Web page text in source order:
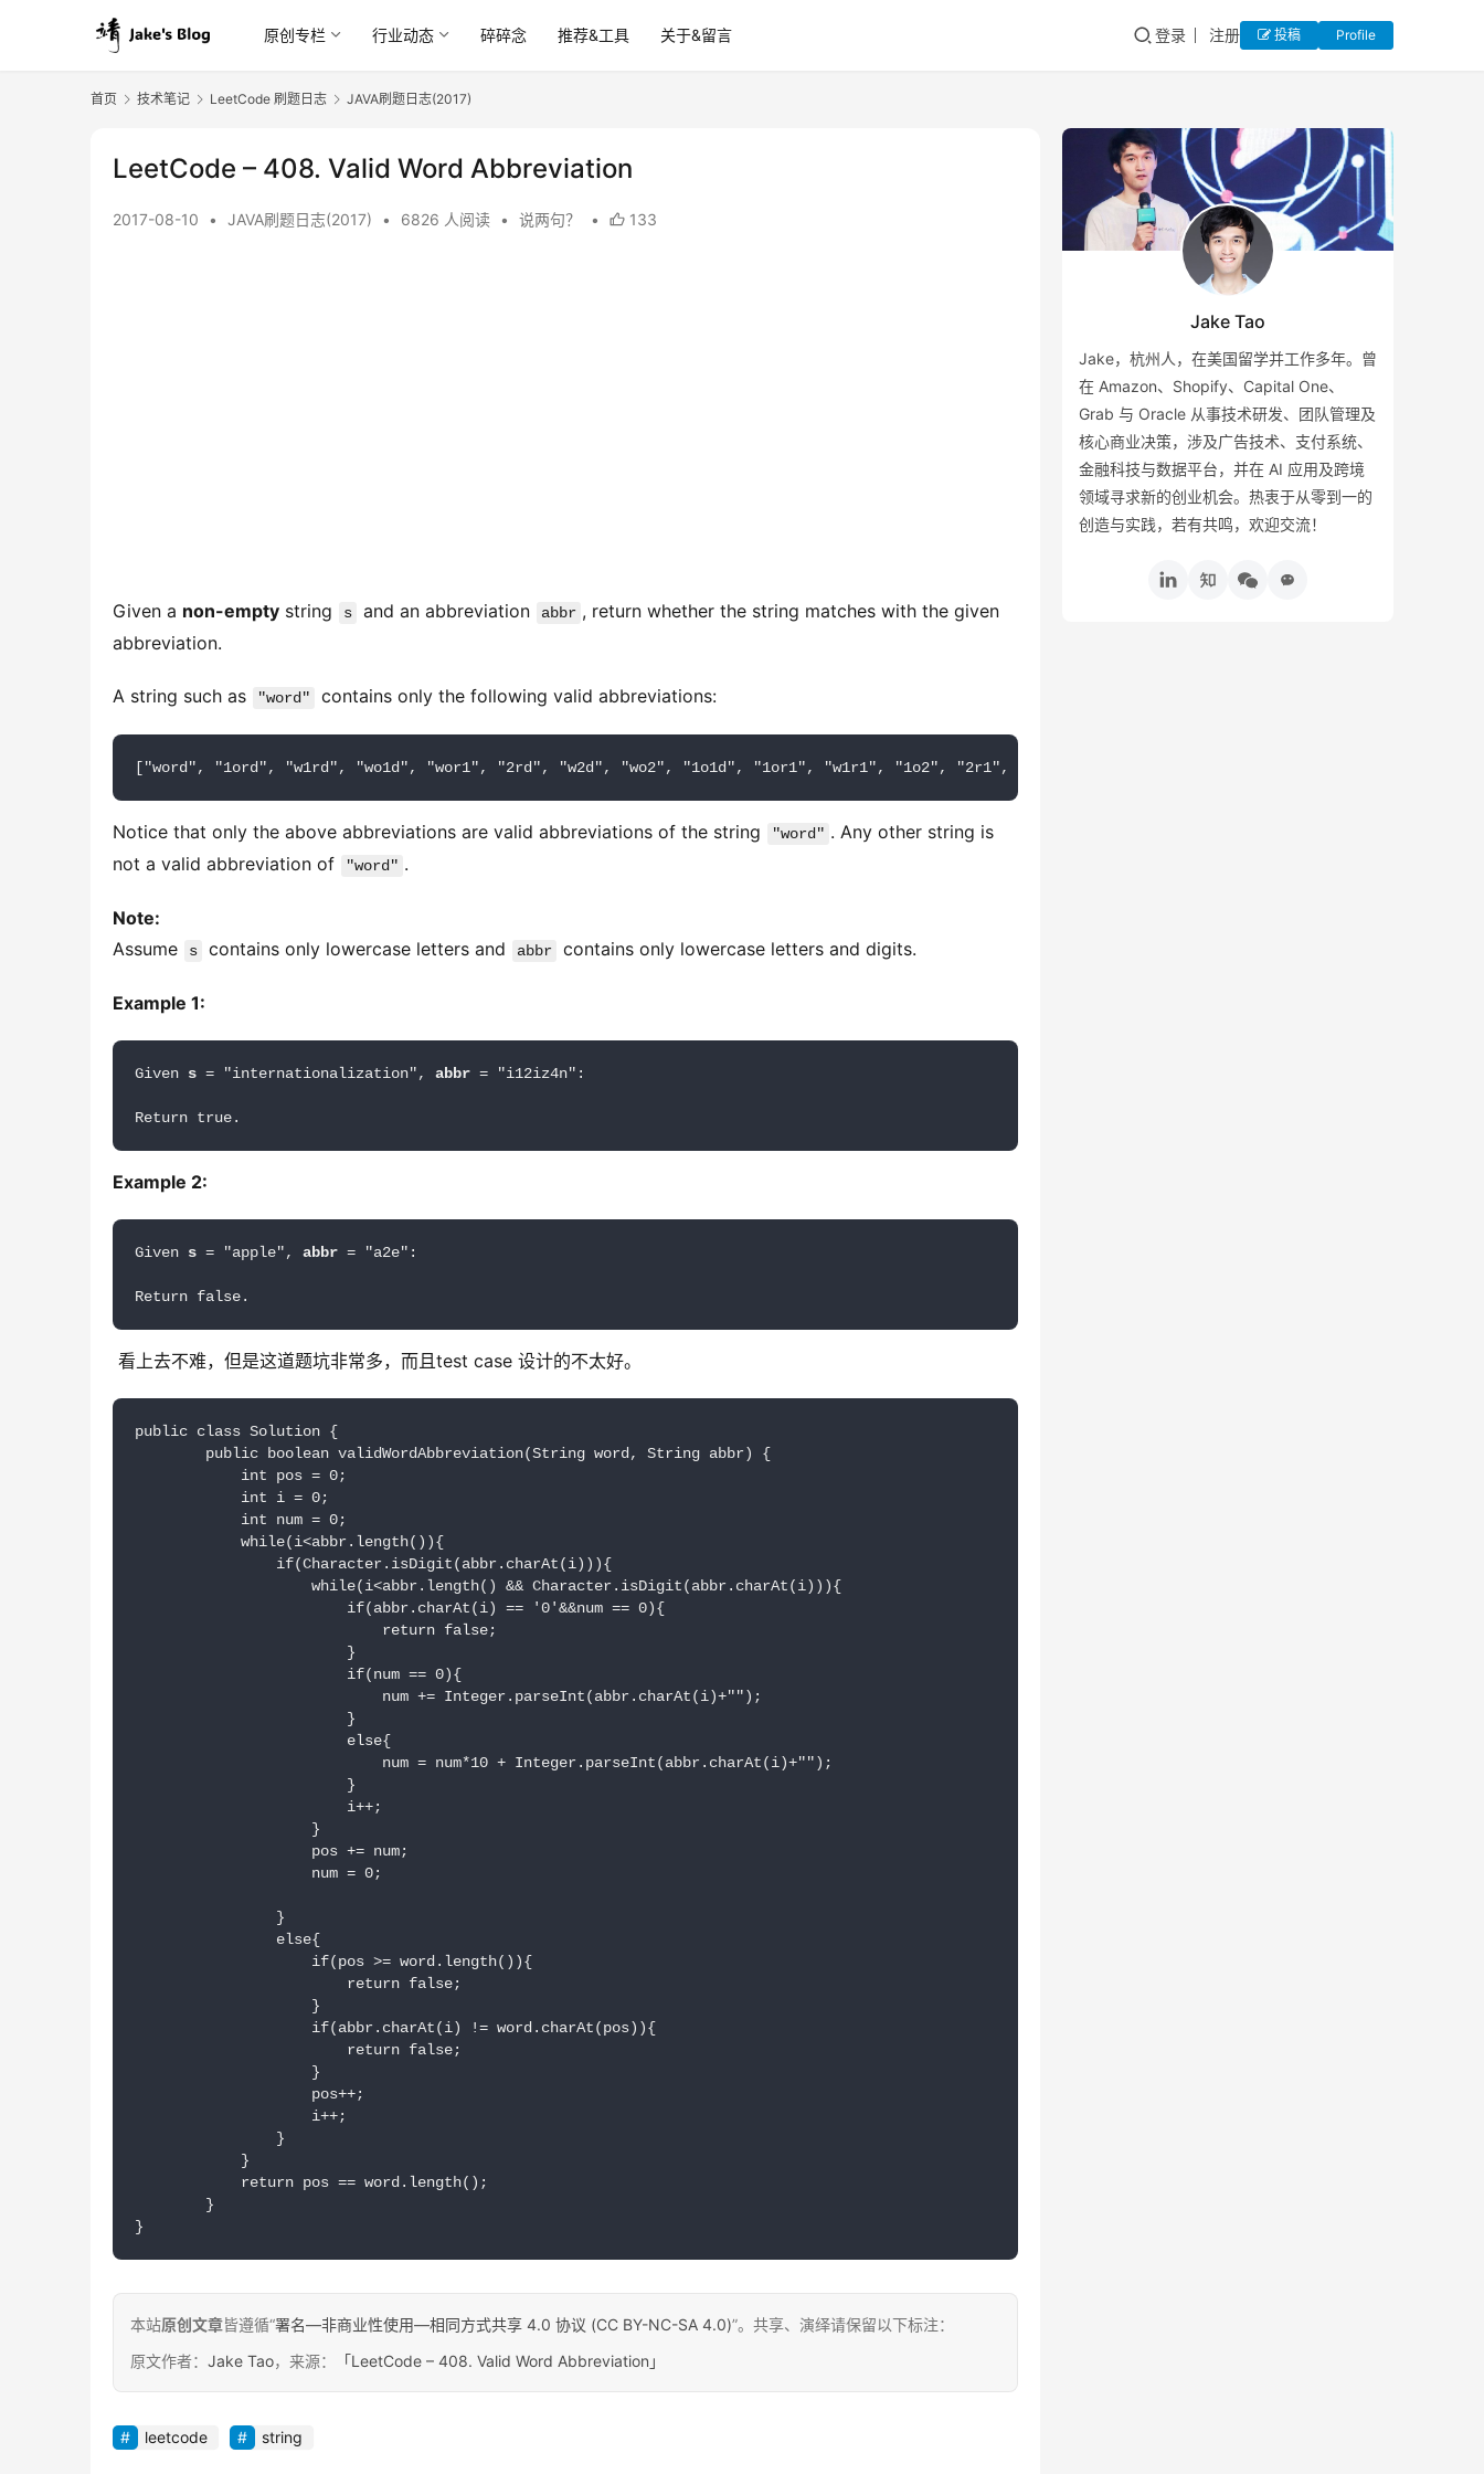
原创专栏 行业动态 碎碎念 推荐&工具 关于&留言 登录 注册 投稿 Profile
首页 技术笔记 LeetCode 刷题日志 JAVA刷题日志(2017)
LeetCode – 408. Valid Word Abbreviation
2017-08-10 • JAVA刷题日志(2017) • 6826 人阅读 • 说两句？ • 133
Given a non-empty string s and an abbreviation abbr , return whether the string matches with the given
abbreviation.
A string such as "word" contains only the following valid abbreviations:
Notice that only the above abbreviations are valid abbreviations of the string "word" . Any other string is
not a valid abbreviation of
"word" .
Note:
Assume
s contains only lowercase letters and abbr contains only lowercase letters and digits.
Example 1:
Given s = "internationalization", abbr = "i12iz4n":
Example 2:
Given s = "apple", abbr = "a2e":
看上去不难，但是这道题坑非常多，而且test case 设计的不太好。
public class Solution {
        public boolean validWordAbbreviation(String word, String abbr) {
            int pos = 0;
            int i = 0;
            int num = 0;
            while(i<abbr.length()){
                if(Character.isDigit(abbr.charAt(i))){
                    while(i<abbr.length() && Character.isDigit(abbr.charAt(i))){
                        if(abbr.charAt(i) == '0'&&num == 0){
                            return false;
                        }
                        if(num == 0){
                            num += Integer.parseInt(abbr.charAt(i)+"");
                        }
                        else{
                            num = num*10 + Integer.parseInt(abbr.charAt(i)+"");
                        }
                        i++;
                    }
                    pos += num;
                    num = 0;
                }
                else{
                    if(pos >= word.length()){
                        return false;
                    }
                    if(abbr.charAt(i) != word.charAt(pos)){
                        return false;
                    }
                    pos++;
                    i++;
                }
            }
            return pos == word.length();
        }
}
本站原创文章皆遵循“署名—非商业性使用—相同方式共享 4.0 协议 (CC BY-NC-SA 4.0)”。共享、演绎请保留以下标注：
原文作者： Jake Tao，来源： 「LeetCode – 408. Valid Word Abbreviation」
leetcode string
Jake Tao
Jake，杭州人，在美国留学并工作多年。曾
在 Amazon、Shopify、Capital One、
Grab 与 Oracle 从事技术研发、团队管理及
核心商业决策，涉及广告技术、支付系统、
金融科技与数据平台，并在 AI 应用及跨境
领域寻求新的创业机会。热衷于从零到一的
创造与实践，若有共鸣，欢迎交流！